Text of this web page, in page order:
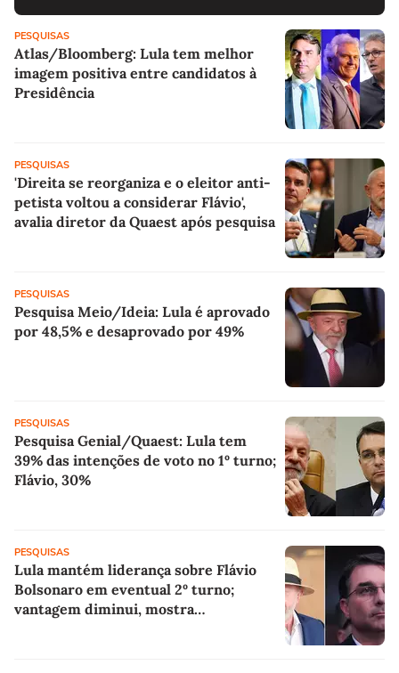
PESQUISAS
Atlas/Bloomberg: Lula tem melhor
imagem positiva entre candidatos à
Presidência
PESQUISAS
'Direita se reorganiza e o eleitor anti-
petista voltou a considerar Flávio',
avalia diretor da Quaest após pesquisa
PESQUISAS
Pesquisa Meio/Ideia: Lula é aprovado
por 48,5% e desaprovado por 49%
PESQUISAS
Pesquisa Genial/Quaest: Lula tem
39% das intenções de voto no 1º turno;
Flávio, 30%
PESQUISAS
Lula mantém liderança sobre Flávio
Bolsonaro em eventual 2º turno;
vantagem diminui, mostra